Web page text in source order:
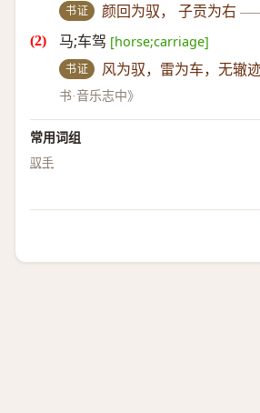
书证 颜回为驭， 子贡为右
马;车驾 [horse;carriage]
书证 风为驭，雷为车，无辙
书·音乐志中》
常用词组
驭手